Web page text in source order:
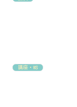
講座・WS